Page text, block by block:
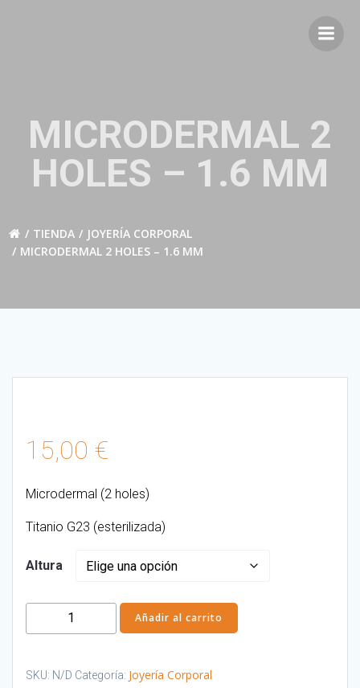
MICRODERMAL 2
HOLES – 1.6 MM
TIENDA
JOYERÍA CORPORAL
MICRODERMAL 2 HOLES – 1.6 MM
15,00 €
Microdermal (2 holes)
Titanio G23 (esterilizada)
Altura
Microdermal
2
-
Añadir al carrito
SKU: N/D Categoría: Joyería Corporal